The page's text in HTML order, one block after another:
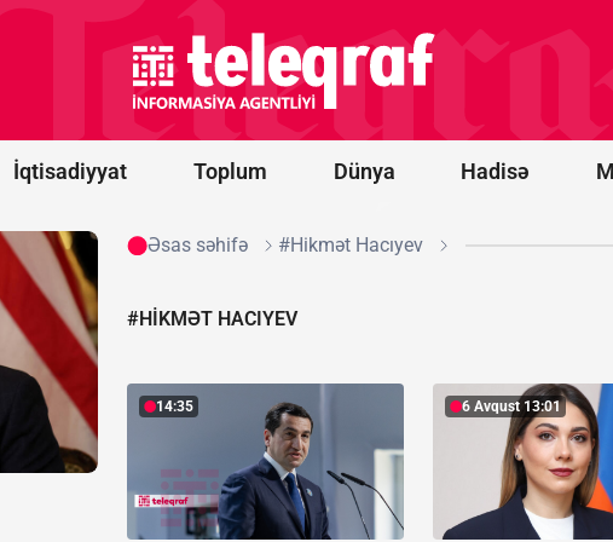
İqtisadiyyat Toplum Dünya Hadisə
ki, bir
aya Bakı
ilə
razılaşın
-
Əsas səhifə #Hikmət Hacıyev
#HIKMƏT HACIYEV
14:35 6 Avqust 13:01